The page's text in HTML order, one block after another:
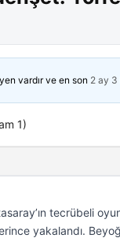
vardır ve en son 2 ay
1)
tecrübeli
yakalandı.